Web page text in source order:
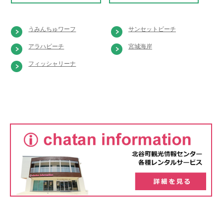
うみんちゅワーフ サンセットビーチ
アラハビーチ 宮城海岸
フィッシャリーナ